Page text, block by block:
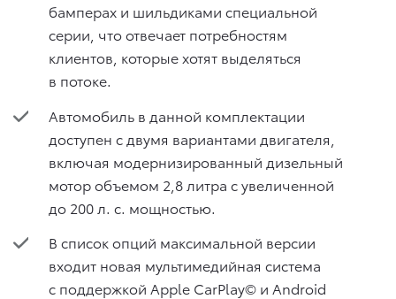
бамперах и шильдиками специальной
серии, что отвечает потребностям
клиентов, которые хотят выделяться
в потоке.
Автомобиль в данной комплектации
доступен с двумя вариантами двигателя,
включая модернизированный дизельный
мотор объемом 2,8 литра с увеличенной
до 200 л. с. мощностью.
В список опций максимальной версии
входит новая мультимедийная система
с поддержкой Apple CarPlay© и Android